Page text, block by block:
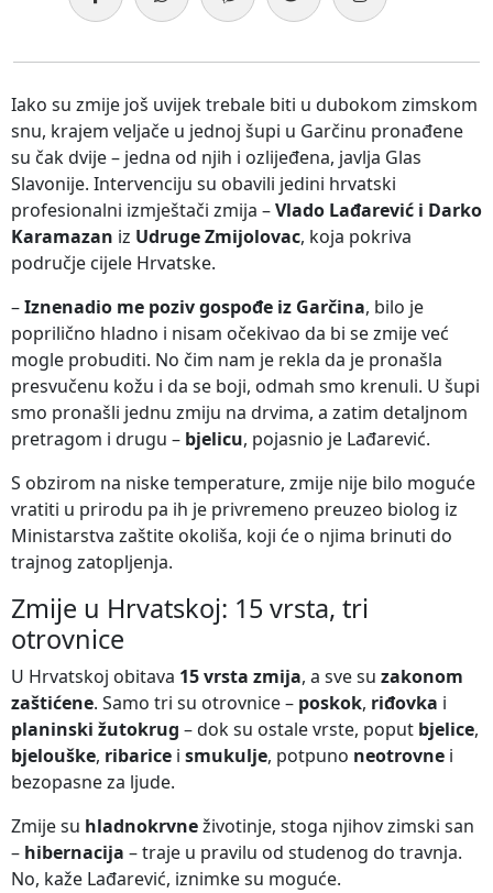
Iako su zmije još uvijek trebale biti u dubokom zimskom
snu, krajem veljače u jednoj šupi u Garčinu pronađene
su čak dvije – jedna od njih i ozlijeđena, javlja Glas
Slavonije. Intervenciju su obavili jedini hrvatski
profesionalni izmještači zmija –Vlado Lađarević i Darko
Karamazan iz Udruge Zmijolovac, koja pokriva
područje cijele Hrvatske.
–Iznenadio me poziv gospođe iz Garčina, bilo je
poprilično hladno i nisam očekivao da bi se zmije već
mogle probuditi. No čim nam je rekla da je pronašla
presvučenu kožu i da se boji, odmah smo krenuli. U šupi
smo pronašli jednu zmiju na drvima, a zatim detaljnom
pretragom i drugu – bjelicu, pojasnio je Lađarević.
S obzirom na niske temperature, zmije nije bilo moguće
vratiti u prirodu pa ih je privremeno preuzeo biolog iz
Ministarstva zaštite okoliša, koji će o njima brinuti do
trajnog zatopljenja.
Zmije u Hrvatskoj: 15 vrsta, tri
otrovnice
U Hrvatskoj obitava 15 vrsta zmija, a sve su zakonom
zaštićene. Samo tri su otrovnice – poskok, riđovka i
planinski žutokrug – dok su ostale vrste, poput bjelice,
bjelouške, ribarice i smukulje, potpuno neotrovne i
bezopasne za ljude.
Zmije su hladnokrvneživotinje, stoga njihov zimski san
– hibernacija – traje u pravilu od studenog do travnja.
No, kaže Lađarević, iznimke su moguće.